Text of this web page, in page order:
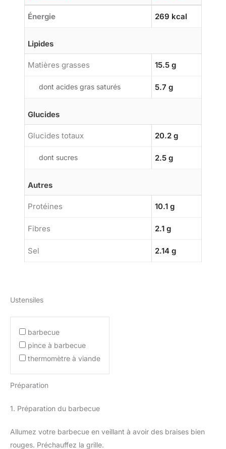
Énergie 269 kcal
Lipides
Matières grasses 15.5 g
dont acides gras saturés 5.7 g
Glucides
Glucides totaux 20.2 g
dont sucres 2.5 g
Autres
Protéines 10.1 g
Fibres 2.1 g
Sel 2.14 g
Ustensiles
barbecue
pince à barbecue
thermomètre à viande
Préparation
1. Préparation du barbecue
Allumez votre barbecue en veillant à avoir des braises bien
rouges. Préchauffez la grille.